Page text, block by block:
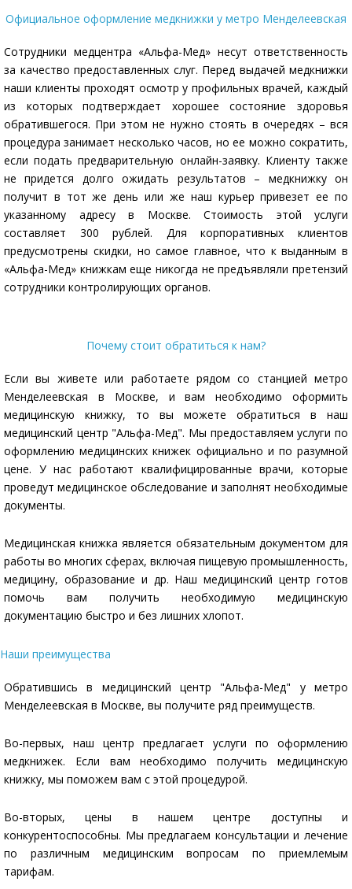
Официальное оформление медкнижки у метро Менделеевская
Сотрудники медцентра «Альфа-Мед» несут ответственность
за качество предоставленных слуг. Перед выдачей медкнижки
наши клиенты проходят осмотр у профильных врачей, каждый
из которых подтверждает хорошее состояние здоровья
обратившегося. При этом не нужно стоять в очередях – вся
процедура занимает несколько часов, но ее можно сократить,
если подать предварительную онлайн-заявку. Клиенту также
не придется долго ожидать результатов – медкнижку он
получит в тот же день или же наш курьер привезет ее по
указанному адресу в Москве. Стоимость этой услуги
составляет 300 рублей. Для корпоративных клиентов
предусмотрены скидки, но самое главное, что к выданным в
«Альфа-Мед» книжкам еще никогда не предъявляли претензий
сотрудники контролирующих органов.
Почему стоит обратиться к нам?
Если вы живете или работаете рядом со станцией метро
Менделеевская в Москве, и вам необходимо оформить
медицинскую книжку, то вы можете обратиться в наш
медицинский центр "Альфа-Мед". Мы предоставляем услуги по
оформлению медицинских книжек официально и по разумной
цене. У нас работают квалифицированные врачи, которые
проведут медицинское обследование и заполнят необходимые
документы.
Медицинская книжка является обязательным документом для
работы во многих сферах, включая пищевую промышленность,
медицину, образование и др. Наш медицинский центр готов
помочь вам получить необходимую медицинскую
документацию быстро и без лишних хлопот.
Наши преимущества
Обратившись в медицинский центр "Альфа-Мед" у метро
Менделеевская в Москве, вы получите ряд преимуществ.
Во-первых, наш центр предлагает услуги по оформлению
медкнижек. Если вам необходимо получить медицинскую
книжку, мы поможем вам с этой процедурой.
Во-вторых, цены в нашем центре доступны и
конкурентоспособны. Мы предлагаем консультации и лечение
по различным медицинским вопросам по приемлемым
тарифам.